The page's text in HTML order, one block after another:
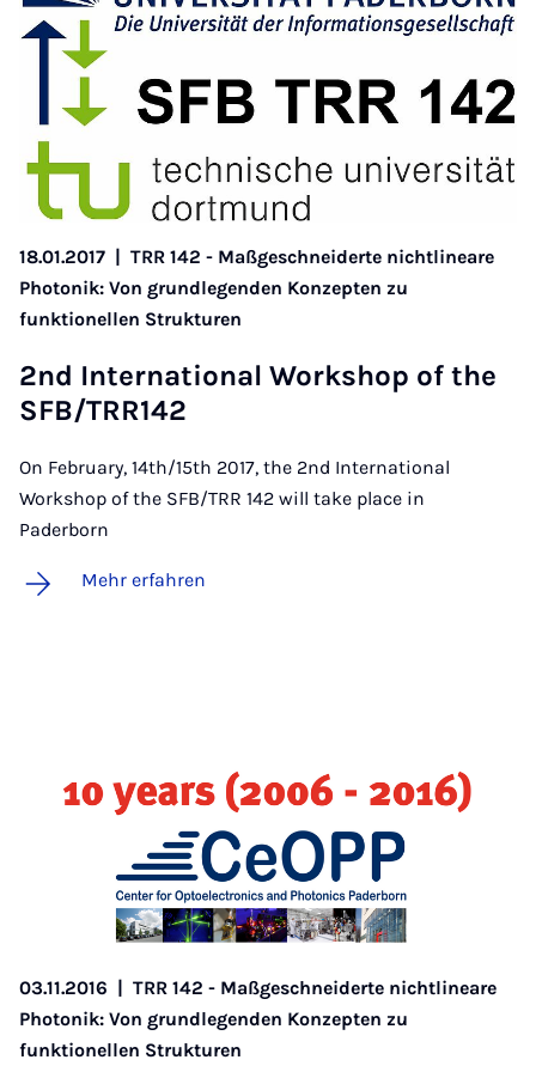
18.01.2017
TRR 142 - Maßgeschneiderte nichtlineare
Photonik: Von grundlegenden Konzepten zu
funktionellen Strukturen
2nd In­ter­na­ti­o­nal Work­shop of the
SFB/TRR142
On February, 14th/15th 2017, the 2nd International
Workshop of the SFB/TRR 142 will take place in
Paderborn
Mehr erfahren
03.11.2016 | TRR 142 - Maßgeschneiderte nichtlineare
Photonik: Von grundlegenden Konzepten zu
funktionellen Strukturen